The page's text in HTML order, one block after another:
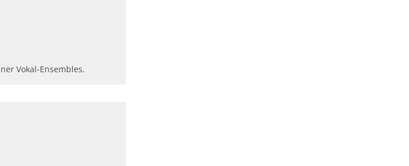
Vokal-Ensembles.